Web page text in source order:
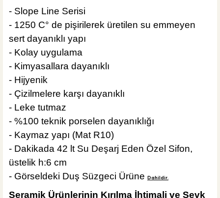
4.950,00 TL
Sepete Ekle
İdeal Standard
İdeal Standard Ceratwist T25 Duş Sistemi Krom
22.440,00 TL %38
14.000,00 TL
Sepete Ekle
- Slope Line Serisi
- 1250 C° de pişirilerek üretilen su emmeyen
sert dayanıklı yapı
- Kolay uygulama
- Kimyasallara dayanıklı
- Hijyenik
- Çizilmelere karşı dayanıklı
- Leke tutmaz
- %100 teknik porselen dayanıklığı
- Kaymaz yapı (Mat R10)
- Dakikada 42 lt Su Deşarj Eden Özel Sifon,
üstelik h:6 cm
- Görseldeki Duş Süzgeci Ürüne Dahildir.
Seramik Ürünlerinin Kırılma İhtimali ve Sevk